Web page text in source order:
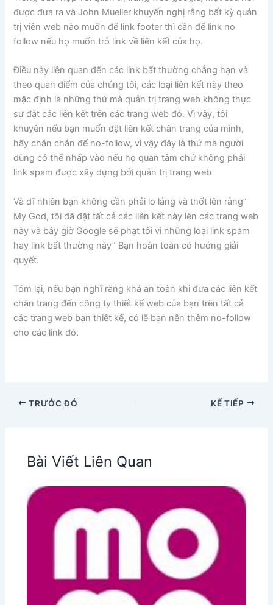
được đưa ra và John Mueller khuyến nghị rằng bất kỳ quản
trị viên web nào muốn để link footer thì cần để link no
follow nếu họ muốn trỏ link về liên kết của họ.
Điều này liên quan đến các link bất thường chẳng hạn và
theo quan điểm của chúng tôi, các loại liên kết này theo
mặc định là những thứ mà quản trị trang web không thực
sự đặt các liên kết trên các trang web đó. Vì vậy, tôi
khuyên nếu bạn muốn đặt liên kết chân trang của mình,
hãy chắn chắn để no-follow, vì vậy đây là thứ mà người
dùng có thể nhấp vào nếu họ quan tâm chứ không phải
link spam được xây dựng bởi quản trị trang web
Và dĩ nhiên bạn không cần phải lo lắng và thốt lên rằng”
My God, tôi đã đặt tất cả các liên kết này lên các trang web
này và bây giờ Google sẽ phạt tôi vì những loại link spam
hay link bất thường này” Bạn hoàn toàn có hướng giải
quyết.
Tóm lại, nếu bạn nghĩ rằng khá an toàn khi đưa các liên kết
chân trang đến công ty thiết kế web của bạn trên tất cả
các trang web bạn thiết kế, có lẽ bạn nên thêm no-follow
cho các link đó.
TRƯỚC ĐÓ KẾ TIẾP
Bài Viết Liên Quan